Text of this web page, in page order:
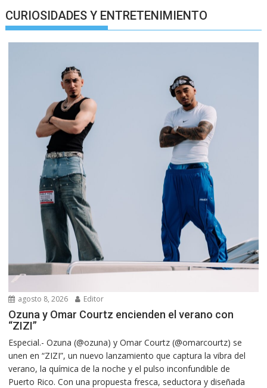
CURIOSIDADES Y ENTRETENIMIENTO
agosto 8, 2026 Editor
Ozuna y Omar Courtz encienden el verano con
“ZIZI”
Especial.- Ozuna (@ozuna) y Omar Courtz (@omarcourtz) se
unen en “ZIZI”, un nuevo lanzamiento que captura la vibra del
verano, la química de la noche y el pulso inconfundible de
Puerto Rico. Con una propuesta fresca, seductora y diseñada